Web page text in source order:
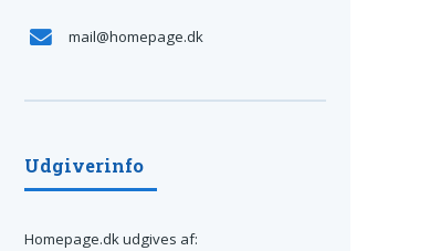
mail@homepage.dk
Udgiverinfo
Homepage.dk udgives af: